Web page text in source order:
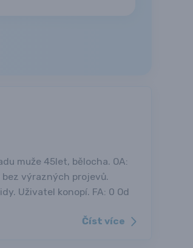
muže 45let, bělocha. OA:
výrazných projevů.
Uživatel konopí. FA: 0 Od
Číst více